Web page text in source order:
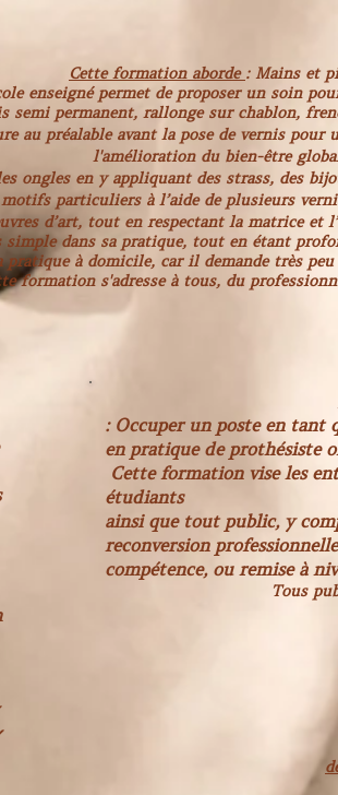
Cette formation aborde : Mains et
enseigné permet de proposer un soin
semi permanent, rallonge sur chablon,
au préalable avant la pose de vernis pour
l'amélioration du bien-être
ongles en y appliquant des strass, des
motifs particuliers à l’aide de plusieurs
d’art, tout en respectant la matrice et
simple dans sa pratique, tout en étant
pratique à domicile, car il demande très
formation s'adresse à tous, du
: Occuper un poste en tant
en pratique de prothésiste
Cette formation vise les
étudiants
ainsi que tout public, y
reconversion
compétence, ou remise à
Tous